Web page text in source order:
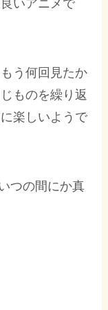
いアニメで
う何回見たか
ものを繰り返
楽しいようで
つの間にか真